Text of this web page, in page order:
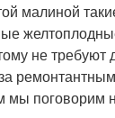
малиной
не требуют
мы поговорим